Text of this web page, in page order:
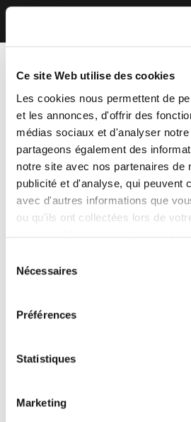
Ce site Web utilise des cookies
Les cookies nous permettent de
et les annonces, d'offrir des
médias sociaux et d'analyser
partageons également des
notre site avec nos partenaires de
publicité et d'analyse, qui peuvent
avec d'autres informations que
ou qu'ils ont collectées lors de
Nécessaires
Préférences
Statistiques
Marketing